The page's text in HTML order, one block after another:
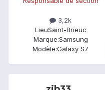
3,2k
LieuSaint-Brieuc
Marque:Samsung
Modèle:Galaxy S7